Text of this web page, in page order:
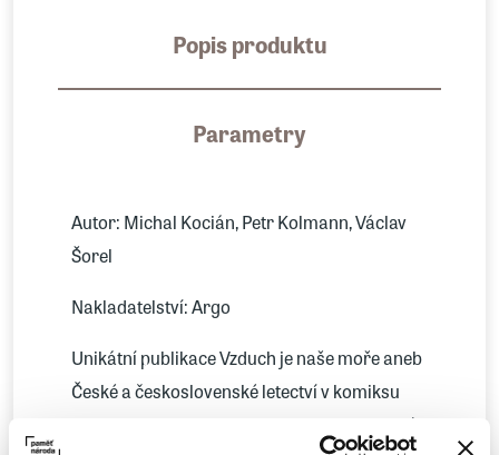
Popis produktu
Parametry
Autor: Michal Kocián, Petr Kolmann, Václav
Šorel
Nakladatelství: Argo
Unikátní publikace Vzduch je naše moře aneb
České a československé letectví v komiksu
mapuje komiksovou formou nejen osudy lidí,